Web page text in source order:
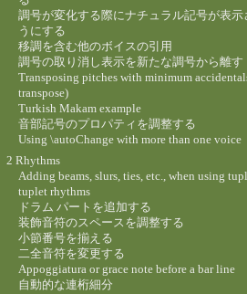
調号が変化する際にナチュラル記号が表示
うにする
移調を含む他のボイスの引用
調号の取り消し表示を新たな調号から離す
Transposing pitches with minimum
transpose)
Turkish Makam example
音部記号のプロパティを調整する
Using \autoChange with more than one voice
2 Rhythms
Adding beams, slurs, ties, etc., when using
tuplet rhythms
ドラム パートを追加する
装飾音符のスペースを調整する
小節番号を揃える
二全音符を変更する
Appoggiatura or grace note before a bar line
自動的な連桁細分